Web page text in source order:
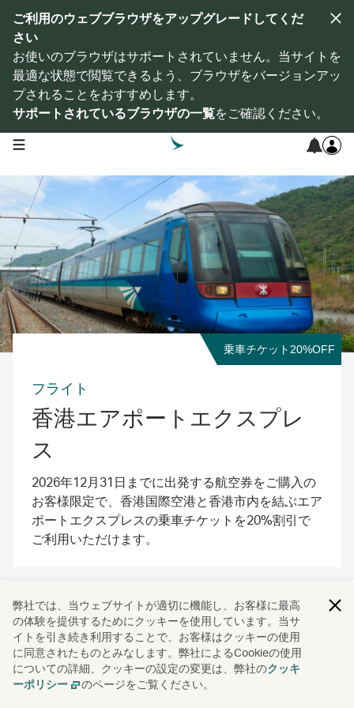
ご利用のウェブブラウザをアップグレードしてくだ
さい
お使いのブラウザはサポートされていません。当サイトを
最適な状態で閲覧できるよう、ブラウザをバージョンアッ
プされることをおすすめします。
サポートされているブラウザの一覧をご確認ください。
open navigation menu
乗車チケット20%OFF
フライト
香港エアポートエクスプレ
ス
2026年12月31日までに出発する航空券をご購入の
お客様限定で、香港国際空港と香港市内を結ぶエア
ポートエクスプレスの乗車チケットを20%割引で
ご利用いただけます。
特典詳細 ご利用方法 ご利用規約
Campaign code: SND2601005
弊社では、当ウェブサイトが適切に機能し、お客様に最高
の体験を提供するためにクッキーを使用しています。当サ
イトを引き続き利用することで、お客様はクッキーの使用
に同意されたものとみなします。弊社によるCookieの使用
についての詳細、クッキーの設定の変更は、弊社のクッキ
ーポリシー
のページをご覧ください。